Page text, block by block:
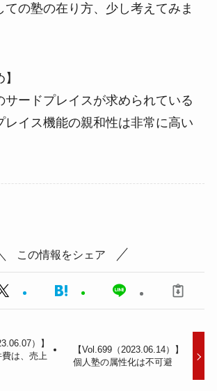
ての塾の在り方、少し考えてみま
サードプレイスが求められている
レイス機能の親和性は非常に高い
この情報をシェア
）】
は、売上
【Vol.699（2023.06.14）】
個人塾の属性化は不可避